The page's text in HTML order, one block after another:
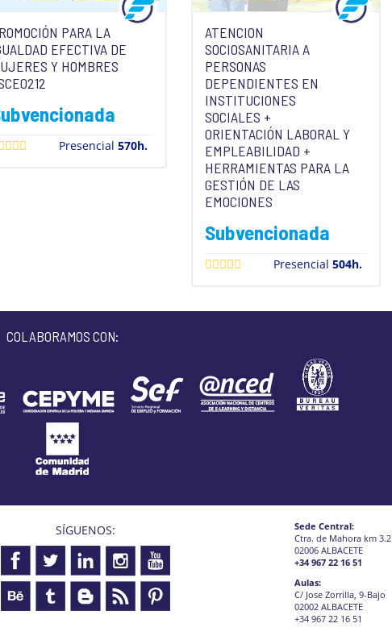
PARA LA
EFECTIVA DE
Y HOMBRES
Presencial570h.
ATENCION
SOCIOSANITARIA A
PERSONAS
DEPENDIENTES EN
INSTITUCIONES
SOCIALES +
ORIENTACIÓN LABORAL Y
EMPLEABILIDAD +
HERRAMIENTAS PARA LA
GESTIÓN DE LAS
EMOCIONES
Subvencionada
Presencial 504h.
COLABORAMOS CON:
SÍGUENOS:
Sede Central:
Ctra. de Mahora km 3.2
02006 ALBACETE
+34 967 22 16 51
Aulas:
C/ Jose Zorrilla, 9-Bajo
02002 ALBACETE
+34 967 22 16 51